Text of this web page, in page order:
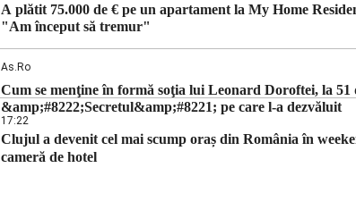
A plătit 75.000 de € pe un apartament la My Home
"Am început să tremur"
As.ro
Cum se menţine în formă soţia lui Leonard Doroftei, la 51
&amp;#8222;Secretul&amp;#8221; pe care l-a dezvăluit
17:22
Clujul a devenit cel mai scump oraș din România în
cameră de hotel